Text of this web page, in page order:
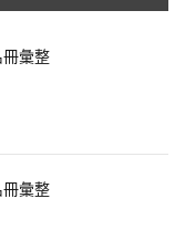
冊彙整
冊彙整